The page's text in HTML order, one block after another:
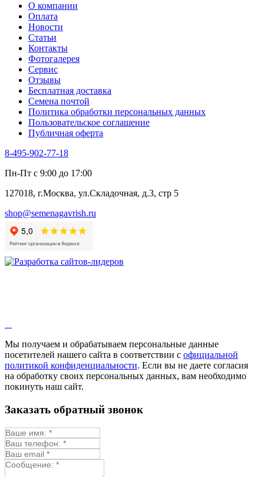
Тмин
Трава для чая
Туласи
Укроп
Фенхель пряный
Хризантема овощная
Цикорий пряный
Цикорий салатный (Витлуф)
Черемша
Шпинат
Щавель
Эндивий
Эстрагон
Алтей
Анис
Бессмертник
Валериана
Валерианелла
Гибискус лекарственный
Девясил
Душица
Змееголовник
Мыльнянка
Мята
Овсяный корень
Огуречная трава
Пустырник
Репешок
Синюха
Смесь лекарственных
О компании
Оплата
Новости
Статьи
Контакты
Фотогалерея​
Сервис
Отзывы
Бесплатная доставка
Семена почтой
Политика обработки персональных данных
Пользовательское соглашение
Публичная оферта
8-495-902-77-18
Пн-Пт с 9:00 до 17:00
127018, г.Москва, ул.Складочная, д.3, стр 5
shop@semenagavrish.ru
Мы получаем и обрабатываем персональные данные
посетителей нашего сайта в соответствии с официальной
политикой конфиденциальности. Если вы не даете согласия
на обработку своих персональных данных, вам необходимо
покинуть наш сайт.
Заказать обратный звонок